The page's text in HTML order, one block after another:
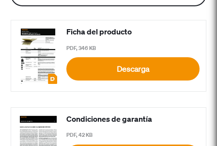
Ficha del producto
PDF, 346 KB
Descarga
Condiciones de garantía
PDF, 42 KB